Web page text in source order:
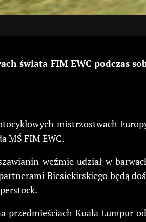
świata FIM EWC podczas
mistrzostwach
MŚ FIM EWC.
weźmie udział w
Biesiekirskiego będą
Kuala Lumpur